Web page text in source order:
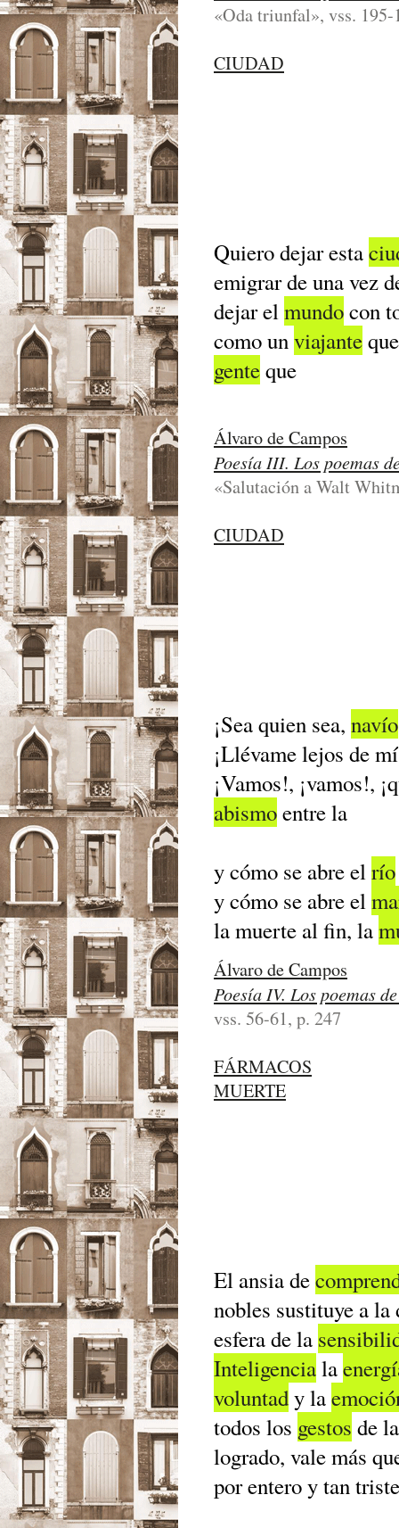
«Oda triunfal», vss. 195-
CIUDAD
Quiero dejar esta
emigrar de una vez
dejar elmundocon
como unviajante
genteque
Álvaro de Campos
Poesía III. Los poemas
«Salutación a Walt
CIUDAD
¡Sea quien sea, navío
¡Llévame lejos de
¡Vamos!, ¡vamos!,
abismoentre la
y cómo se abre elrío
y cómo se abre el
la muerte al fin, la
Álvaro de Campos
Poesía IV. Los poemas
vss. 56-61, p. 247
FÁRMACOS
MUERTE
El ansia de
nobles sustituye a
esfera de la
Inteligenciala
voluntady la
todos los gestos de
logrado, vale más
por entero y tan